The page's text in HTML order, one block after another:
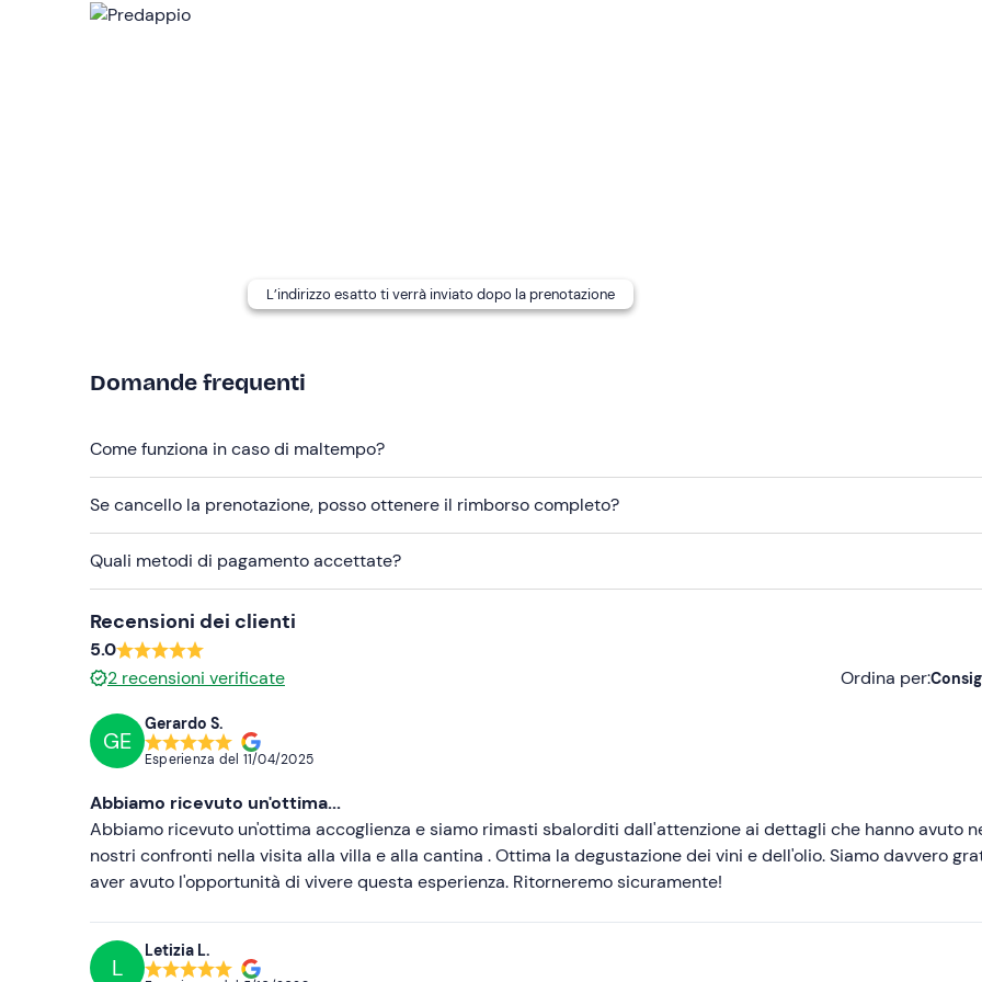
I cani sono ammessi
L’indirizzo esatto ti verrà inviato dopo la prenotazione
Domande frequenti
Come funziona in caso di maltempo?
Se cancello la prenotazione, posso ottenere il rimborso completo?
Quali metodi di pagamento accettate?
Recensioni dei clienti
5.0
2 recensioni verificate Ordina per:
Meno recenti
GE
Gerardo S.
Esperienza del 11/04/2025
Abbiamo ricevuto un'ottima...
Abbiamo ricevuto un'ottima accoglienza e siamo rimasti sbalorditi dall'attenzione ai dettagli che hanno avuto
nostri confronti nella visita alla villa e alla cantina . Ottima la degustazione dei vini e dell'olio. Siamo davvero
aver avuto l'opportunità di vivere questa esperienza. Ritorneremo sicuramente!
L
Letizia L.